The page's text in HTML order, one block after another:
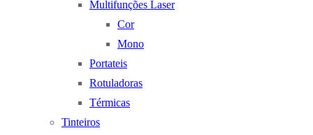
Multifunções Laser
Cor
Mono
Portateis
Rotuladoras
Térmicas
Tinteiros